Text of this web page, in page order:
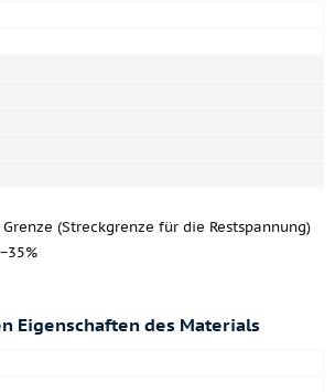
(Streckgrenze für die Restspannung)
Eigenschaften des Materials